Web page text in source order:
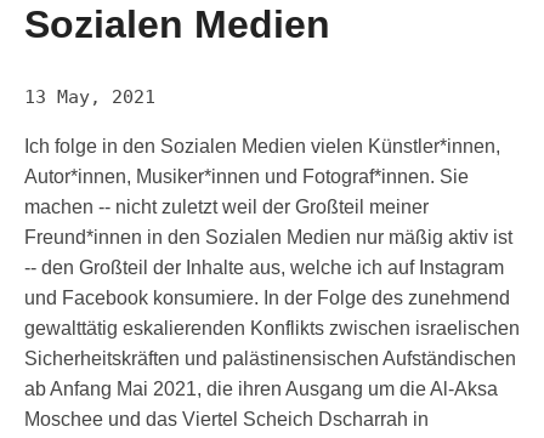
Sozialen Medien
13 May, 2021
Ich folge in den Sozialen Medien vielen Künstler*innen,
Autor*innen, Musiker*innen und Fotograf*innen. Sie
machen -- nicht zuletzt weil der Großteil meiner
Freund*innen in den Sozialen Medien nur mäßig aktiv ist
-- den Großteil der Inhalte aus, welche ich auf Instagram
und Facebook konsumiere. In der Folge des zunehmend
gewalttätig eskalierenden Konflikts zwischen israelischen
Sicherheitskräften und palästinensischen Aufständischen
ab Anfang Mai 2021, die ihren Ausgang um die Al-Aksa
Moschee und das Viertel Scheich Dscharrah in